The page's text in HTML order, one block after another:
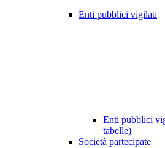
Enti pubblici vigilati
Enti pubblici
tabelle)
Società partecipate